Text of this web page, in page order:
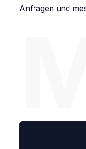
Anfragen und